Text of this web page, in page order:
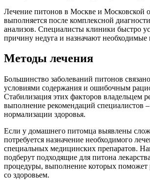
Лечение питонов в Москве и Московской
выполняется после комплексной
анализов. Специалисты клиники быстро
причину недуга и назначают необходимые
Методы лечения
Большинство заболеваний питонов
условиями содержания и ошибочным
Стабилизация этих факторов владельцем
выполнение рекомендаций специалистов
нормализации здоровья.
Если у домашнего питомца выявлены
потребуется назначение необходимого
специальных медицинских препаратов.
подберут подходящие для питона
процедуры, выполнение которых
со здоровьем.